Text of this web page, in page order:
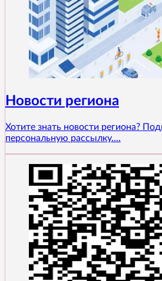
Новости региона
Хотите знать новости региона?
персональную рассылку....